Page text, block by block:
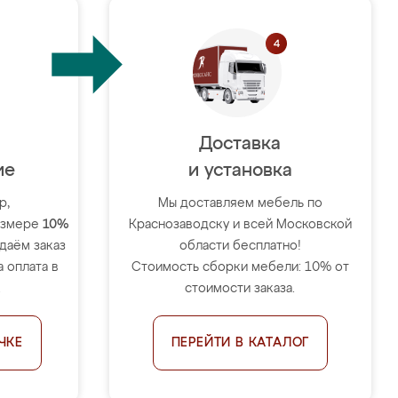
10%
заказ
оплата в
Доставка
и установка
Мы доставляем мебель по
Краснозаводску и всей Московской
области бесплатно!
Стоимость сборки мебели: 10% от
стоимости заказа.
ПЕРЕЙТИ В КАТАЛОГ